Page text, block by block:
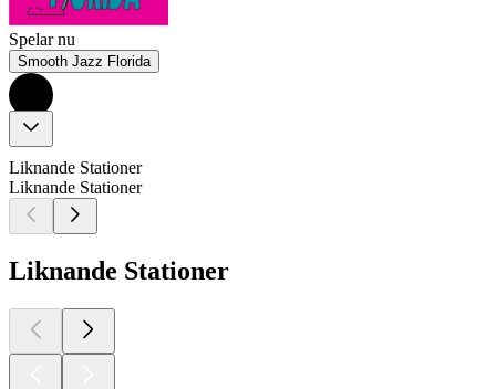
Spelar nu
Smooth Jazz Florida
Liknande Stationer
Liknande Stationer
Liknande Stationer